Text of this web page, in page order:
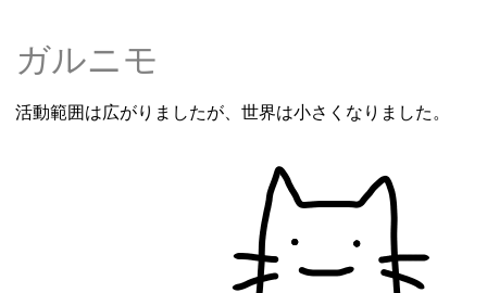
ガルニモ
活動範囲は広がりましたが、世界は小さくなりました。